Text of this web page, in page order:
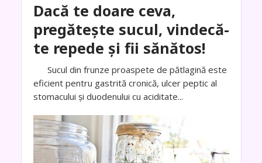
Dacă te doare ceva,
pregătește sucul, vindecă-
te repede și fii sănătos!
Sucul din frunze proaspete de pătlagină este
eficient pentru gastrită cronică, ulcer peptic al
stomacului și duodenului cu aciditate...